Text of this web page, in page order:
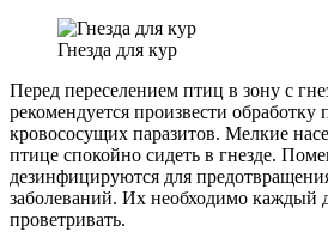
Гнезда для кур
Перед переселением птиц в зону с
рекомендуется произвести
кровососущих паразитов. Мелкие
птице спокойно сидеть в гнезде.
дезинфицируются для
заболеваний. Их необходимо каждый
проветривать.